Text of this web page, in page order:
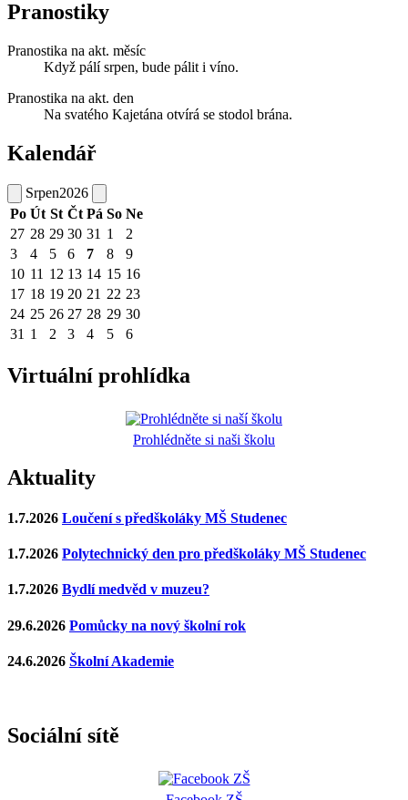
Pranostiky
Pranostika na akt. měsíc
Když pálí srpen, bude pálit i víno.
Pranostika na akt. den
Na svatého Kajetána otvírá se stodol brána.
Kalendář
Srpen2026
Po Út St Čt Pá So Ne
27 28 29 30 31 1
2
3
4 5 6 7 8
9
10 11 12 13 14 15 16
17 18 19 20 21 22 23
24 25 26 27 28 29 30
31 1 2 3 4 5 6
Virtuální prohlídka
Prohlédněte si naši školu
Aktuality
1.7.2026 Loučení s předškoláky MŠ Studenec
1.7.2026 Polytechnický den pro předškoláky MŠ Studenec
1.7.2026 Bydlí medvěd v muzeu?
29.6.2026 Pomůcky na nový školní rok
24.6.2026 Školní Akademie
Sociální sítě